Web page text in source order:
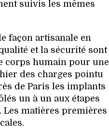
suivis les mêmes
façon artisanale en
et la sécurité sont
corps humain pour une
des charges pointu
de Paris les implants
un à un aux étapes
Les matières premières